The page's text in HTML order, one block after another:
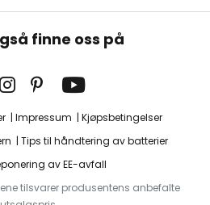
finne oss på
Impressum
Kjøpsbetingelser
Tips til håndtering av batterier
av EE-avfall
tilsvarer produsentens anbefalte